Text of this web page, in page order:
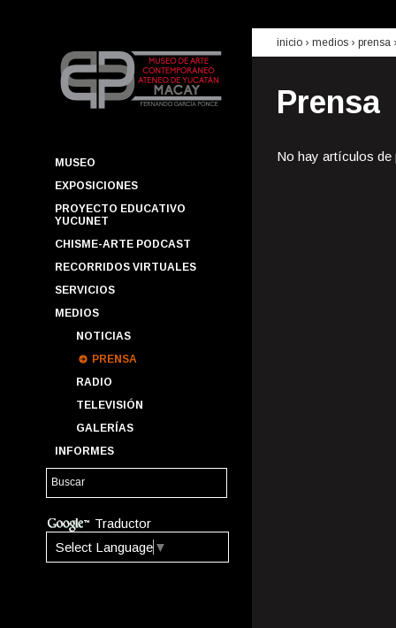
MUSEO
EXPOSICIONES
PROYECTO EDUCATIVO
YUCUNET
CHISME-ARTE PODCAST
RECORRIDOS VIRTUALES
SERVICIOS
MEDIOS
NOTICIAS
PRENSA
RADIO
TELEVISIÓN
GALERÍAS
INFORMES
Traductor
Select Language ▼
inicio › medios › prensa
Prensa
No hay artículos de